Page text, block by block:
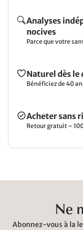
Analyses
nocives
Parce que votre
Naturel dès le
Bénéficiez de 40
Acheter sans
Retour gratuit –
Ne
Abonnez-vous à la